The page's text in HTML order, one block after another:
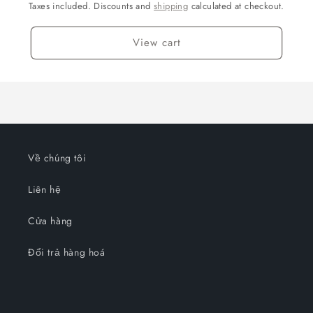
Taxes included. Discounts andshipping calculated at checkout.
View cart
Về chúng tôi
Liên hệ
Cửa hàng
Đổi trả hàng hoá